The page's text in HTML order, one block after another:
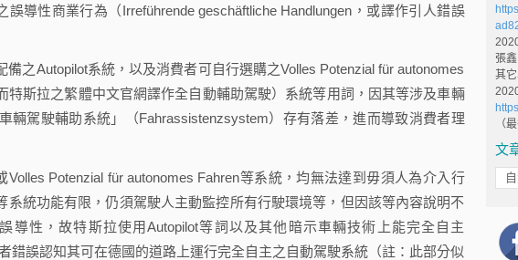
導性商業行為（Irreführende geschäftliche Handlungen，或譯作引人錯誤
Autopilot系統，以及消費者可自行選購之Volles Potenzial für autonomes
特斯拉之繁體中文官網譯作全自動輔助駕駛）系統等用詞，因其等涉及車輛
輛駕駛輔助系統」（Fahrassistenzsystem）存有落差，進而導致消費者理
Potenzial für autonomes Fahren等系統，均無法達到毋須人為介入行
統功能有限，仍須駕駛人主動監控所有行駛環境等，但因該等內容說明不
導性，故特斯拉使用Autopilot等詞以及其他暗示車輛技術上能完全自主
錯誤認知其可在德國的道路上運行完全自主之自動駕駛系統（註：此部分似
張
其
（
文